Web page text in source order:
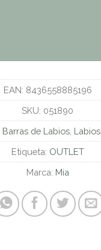
EAN: 8436558885196
SKU: 051890
Barras de Labios, Labios,
Etiqueta: OUTLET
Marca: Mia